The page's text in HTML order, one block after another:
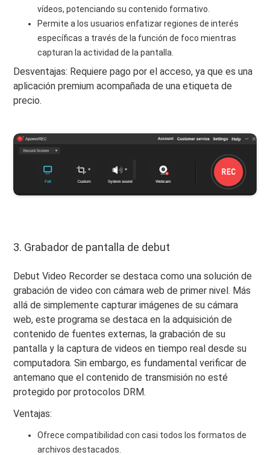
vídeos, potenciando su contenido formativo.
Permite a los usuarios enfatizar regiones de interés
específicas a través de la función de foco mientras
capturan la actividad de la pantalla.
Desventajas: Requiere pago por el acceso, ya que es una
aplicación premium acompañada de una etiqueta de
precio.
3. Grabador de pantalla de debut
Debut Video Recorder se destaca como una solución de
grabación de video con cámara web de primer nivel. Más
allá de simplemente capturar imágenes de su cámara
web, este programa se destaca en la adquisición de
contenido de fuentes externas, la grabación de su
pantalla y la captura de videos en tiempo real desde su
computadora. Sin embargo, es fundamental verificar de
antemano que el contenido de transmisión no esté
protegido por protocolos DRM.
Ventajas:
Ofrece compatibilidad con casi todos los formatos de
archivos destacados.